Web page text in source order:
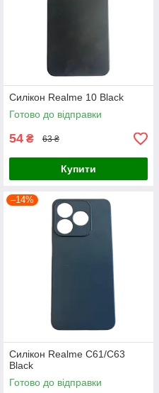
Силікон Realme 10 Black
Готово до відправки
54 ₴ 63 ₴
Купити
–14%
Силікон Realme C61/C63
Black
Готово до відправки